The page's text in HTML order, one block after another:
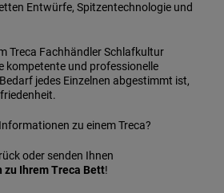
Entwürfe, Spitzentechnologie und
Treca Fachhändler Schlafkultur
kompetente und professionelle
jedes Einzelnen abgestimmt ist,
zu einem Treca?
oder senden Ihnen
zu Ihrem Treca Bett!